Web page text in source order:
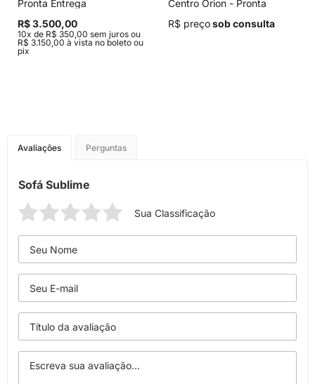
Pronta Entrega
R$ 3.500,00
10x de R$ 350,00 sem juros ou
R$ 3.150,00 à vista no boleto ou
pix
Centro Orion - Pronta
R$ preçosob consulta
Avaliações Perguntas
Sofá Sublime
Sua Classificação